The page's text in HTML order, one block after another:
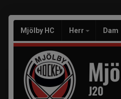
Mjölby HC Herr Dam
J20